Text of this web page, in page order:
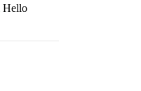
Hello